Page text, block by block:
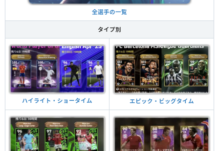
全選手の一覧
タイプ別
ハイライト・ショータイム エピック・ビッグタイム